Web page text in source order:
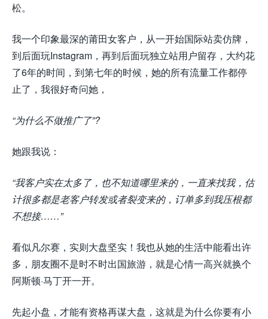
松。
我一个印象最深的莆田女客户，从一开始国际站卖仿牌，
到后面玩Instagram，再到后面玩独立站用户留存，大约花
了6年的时间，到第七年的时候，她的所有流量工作都停
止了，我很好奇问她，
“为什么不做推广了”?
她跟我说：
“我客户实在太多了，也不知道哪里来的，一直来找我，估
计很多都是老客户转发或者裂变来的，订单多到我压根都
不想接……”
看似凡尔赛，实则大盘坚实！我也从她的生活中能看出许
多，朋友圈不是时不时出国旅游，就是心情一高兴就换个
阿斯顿·马丁开一开。
先起小盘，才能有资格再谋大盘，这就是为什么你要有小